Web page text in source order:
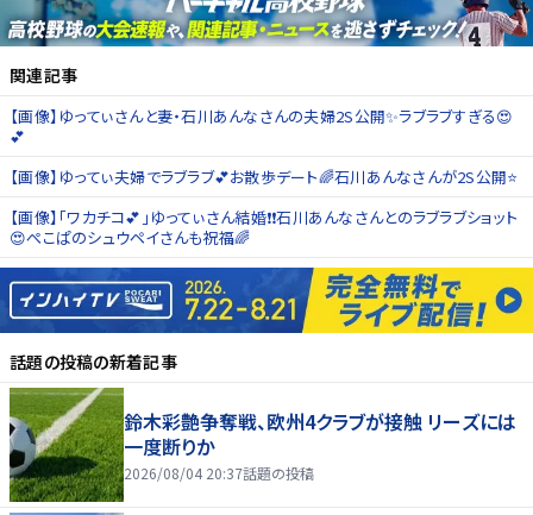
関連記事
【画像】ゆってぃさんと妻・石川あんなさんの夫婦2S公開✨ラブラブすぎる😍
💕
【画像】ゆってぃ夫婦でラブラブ💕お散歩デート🌈石川あんなさんが2S公開⭐️
【画像】「ワカチコ💕」ゆってぃさん結婚❗️❗️石川あんなさんとのラブラブショット
😍ぺこぱのシュウペイさんも祝福🌈
話題の投稿の新着記事
鈴木彩艶争奪戦、欧州4クラブが接触 リーズには
一度断りか
2026/08/04 20:37話題の投稿